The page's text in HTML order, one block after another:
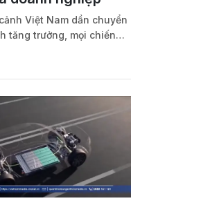
Việt Nam dần chuyển
tăng trưởng, mọi chiến
kinh doanh của doanh
đổi xanh và ứng dụng
trí tuệ nhân tạo (AI). Các
cho rằng, ESG đã trở
cản kỹ thuật” mới trong
toàn cầu.